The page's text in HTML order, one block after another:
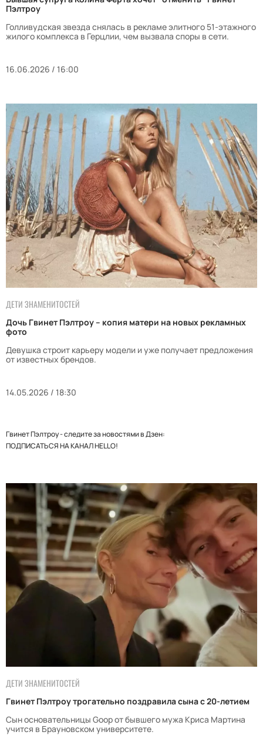
Пэлтроу
Голливудская звезда снялась в рекламе элитного 51-этажного
жилого комплекса в Герцлии, чем вызвала споры в сети.
16.06.2026 / 16:00
ДЕТИ ЗНАМЕНИТОСТЕЙ
Дочь Гвинет Пэлтроу – копия матери на новых рекламных
фото
Девушка строит карьеру модели и уже получает предложения
от известных брендов.
14.05.2026 / 18:30
Гвинет Пэлтроу - следите за новостями в Дзен:
ПОДПИСАТЬСЯ НА КАНАЛ HELLO!
ДЕТИ ЗНАМЕНИТОСТЕЙ
Гвинет Пэлтроу трогательно поздравила сына с 20-летием
Сын основательницы Goop от бывшего мужа Криса Мартина
учится в Брауновском университете.